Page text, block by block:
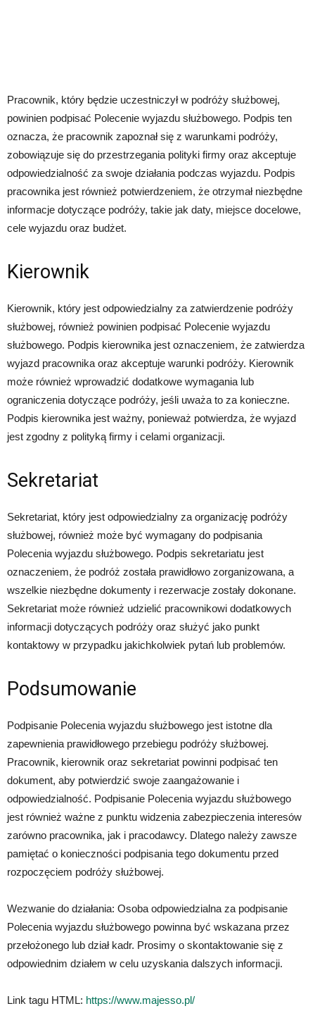
Pracownik, który będzie uczestniczył w podróży służbowej,
powinien podpisać Polecenie wyjazdu służbowego. Podpis ten
oznacza, że pracownik zapoznał się z warunkami podróży,
zobowiązuje się do przestrzegania polityki firmy oraz akceptuje
odpowiedzialność za swoje działania podczas wyjazdu. Podpis
pracownika jest również potwierdzeniem, że otrzymał niezbędne
informacje dotyczące podróży, takie jak daty, miejsce docelowe,
cele wyjazdu oraz budżet.
Kierownik
Kierownik, który jest odpowiedzialny za zatwierdzenie podróży
służbowej, również powinien podpisać Polecenie wyjazdu
służbowego. Podpis kierownika jest oznaczeniem, że zatwierdza
wyjazd pracownika oraz akceptuje warunki podróży. Kierownik
może również wprowadzić dodatkowe wymagania lub
ograniczenia dotyczące podróży, jeśli uważa to za konieczne.
Podpis kierownika jest ważny, ponieważ potwierdza, że wyjazd
jest zgodny z polityką firmy i celami organizacji.
Sekretariat
Sekretariat, który jest odpowiedzialny za organizację podróży
służbowej, również może być wymagany do podpisania
Polecenia wyjazdu służbowego. Podpis sekretariatu jest
oznaczeniem, że podróż została prawidłowo zorganizowana, a
wszelkie niezbędne dokumenty i rezerwacje zostały dokonane.
Sekretariat może również udzielić pracownikowi dodatkowych
informacji dotyczących podróży oraz służyć jako punkt
kontaktowy w przypadku jakichkolwiek pytań lub problemów.
Podsumowanie
Podpisanie Polecenia wyjazdu służbowego jest istotne dla
zapewnienia prawidłowego przebiegu podróży służbowej.
Pracownik, kierownik oraz sekretariat powinni podpisać ten
dokument, aby potwierdzić swoje zaangażowanie i
odpowiedzialność. Podpisanie Polecenia wyjazdu służbowego
jest również ważne z punktu widzenia zabezpieczenia interesów
zarówno pracownika, jak i pracodawcy. Dlatego należy zawsze
pamiętać o konieczności podpisania tego dokumentu przed
rozpoczęciem podróży służbowej.
Wezwanie do działania: Osoba odpowiedzialna za podpisanie
Polecenia wyjazdu służbowego powinna być wskazana przez
przełożonego lub dział kadr. Prosimy o skontaktowanie się z
odpowiednim działem w celu uzyskania dalszych informacji.
Link tagu HTML: https://www.majesso.pl/